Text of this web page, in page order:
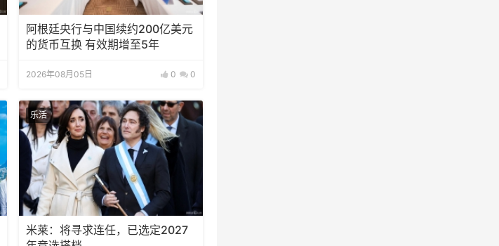
阿根廷央行与中国续约200亿美元
的货币互换 有效期增至5年
2026年08月05日 0 0
乐活
米莱：将寻求连任，已选定2027